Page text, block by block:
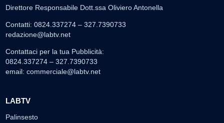
Direttore Responsabile Dott.ssa Oliviero Antonella
Contatti: 0824.337274 – 327.7390733
redazione@labtv.net
Contattaci per la tua Pubblicità:
0824.337274 – 327.7390733
email: commerciale@labtv.net
LABTV
Palinsesto